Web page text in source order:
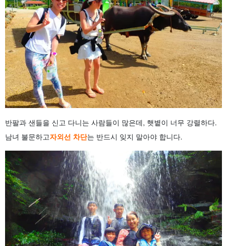
반팔과 샌들을 신고 다니는 사람들이 많은데, 햇볕이 너무 강렬하다.
남녀 불문하고자외선 차단는 반드시 잊지 말아야 합니다.